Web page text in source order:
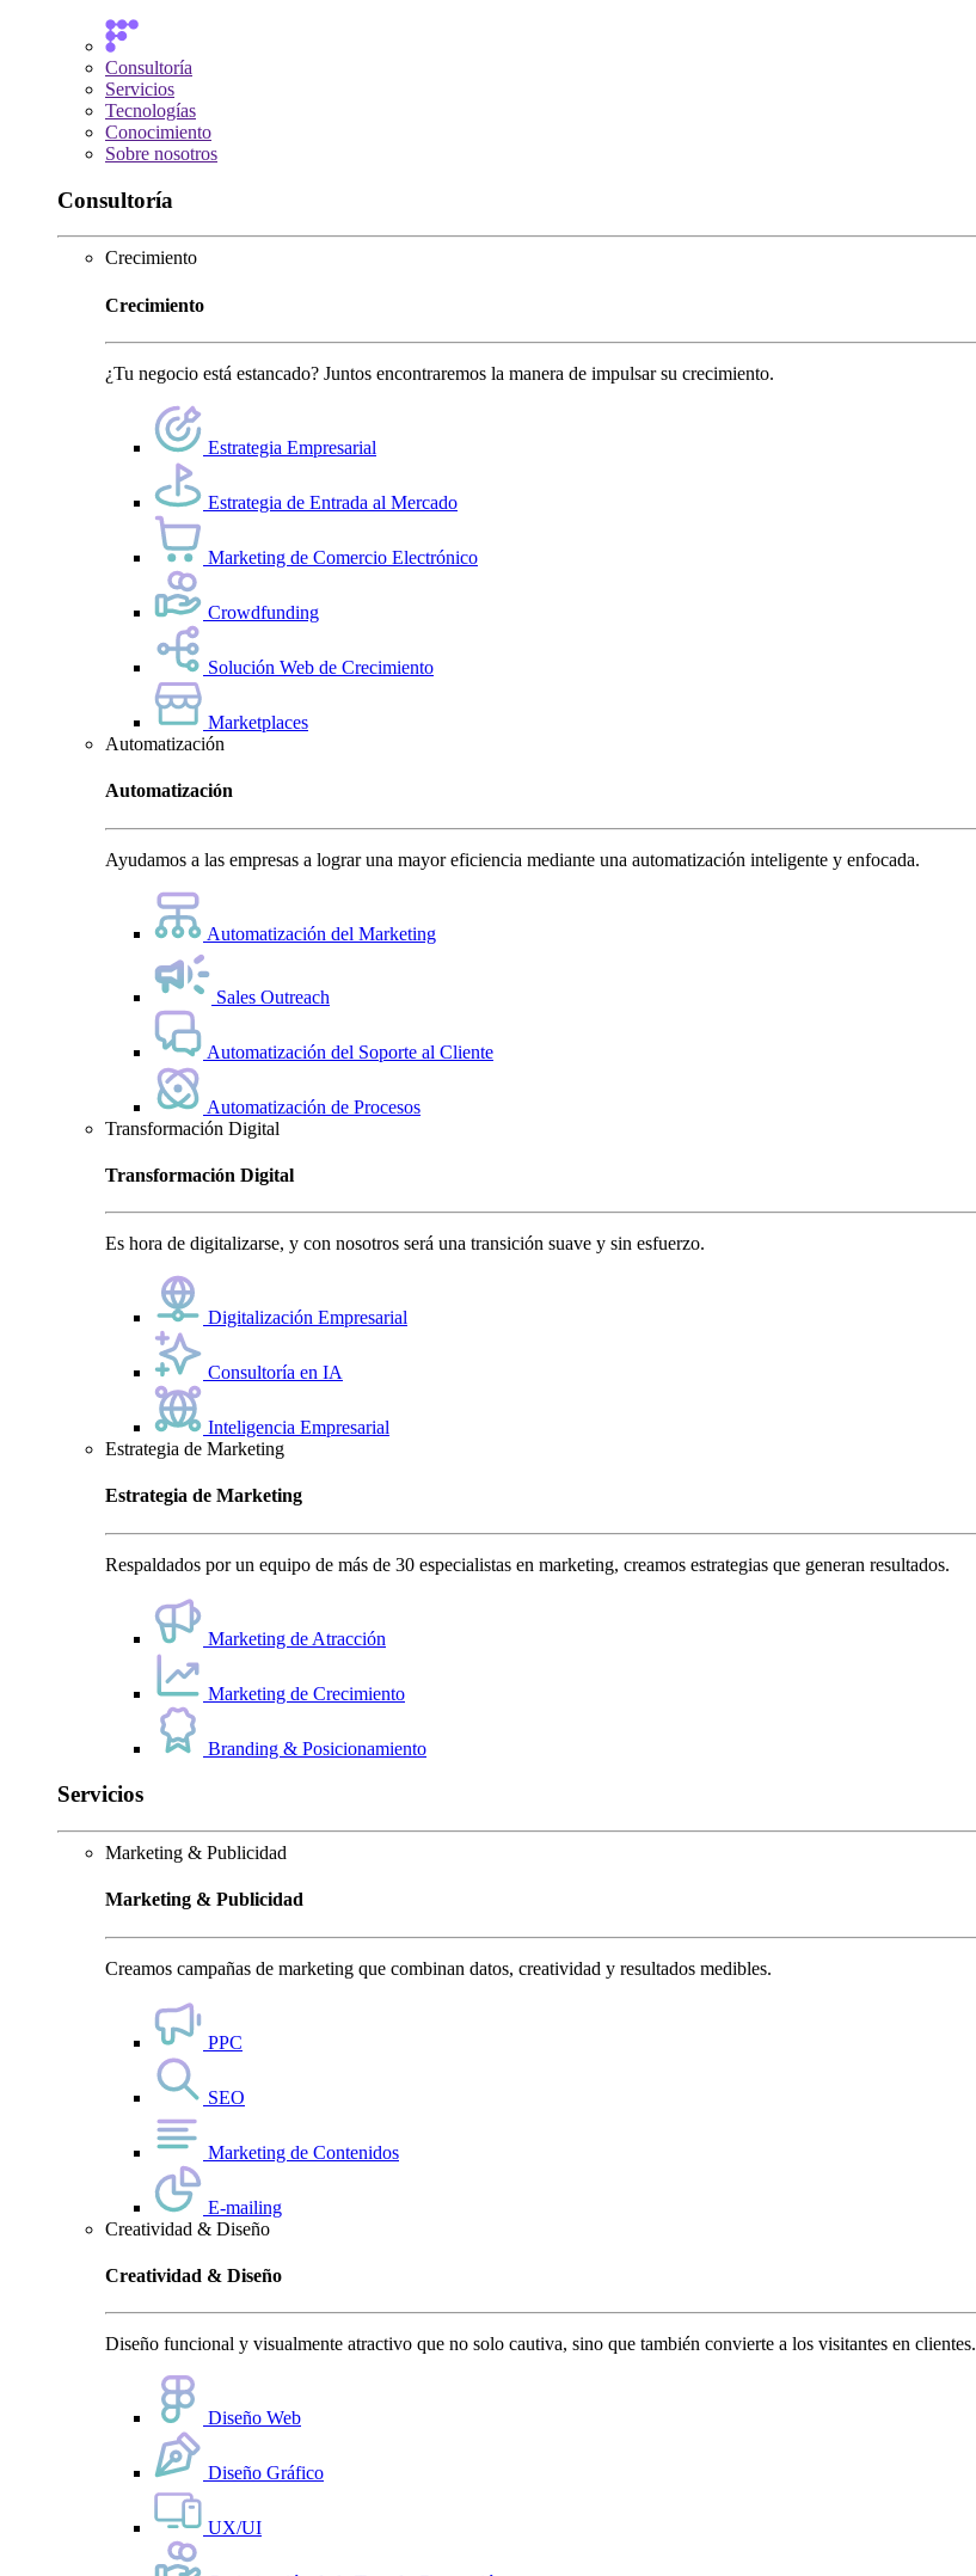
Consultoría
Servicios
Tecnologías
Conocimiento
Sobre nosotros
Consultoría
Crecimiento
Crecimiento
¿Tu negocio está estancado? Juntos encontraremos la manera de impulsar su crecimiento.
Estrategia Empresarial
Estrategia de Entrada al Mercado
Marketing de Comercio Electrónico
Crowdfunding
Solución Web de Crecimiento
Marketplaces
Automatización
Automatización
Ayudamos a las empresas a lograr una mayor eficiencia mediante una automatización inteligente y enfocada.
Automatización del Marketing
Sales Outreach
Automatización del Soporte al Cliente
Automatización de Procesos
Transformación Digital
Transformación Digital
Es hora de digitalizarse, y con nosotros será una transición suave y sin esfuerzo.
Digitalización Empresarial
Consultoría en IA
Inteligencia Empresarial
Estrategia de Marketing
Estrategia de Marketing
Respaldados por un equipo de más de 30 especialistas en marketing, creamos estrategias que generan resultados.
Marketing de Atracción
Marketing de Crecimiento
Branding & Posicionamiento
Servicios
Marketing & Publicidad
Marketing & Publicidad
Creamos campañas de marketing que combinan datos, creatividad y resultados medibles.
PPC
SEO
Marketing de Contenidos
E-mailing
Creatividad & Diseño
Creatividad & Diseño
Diseño funcional y visualmente atractivo que no solo cautiva, sino que también convierte a los visitantes en clientes.
Diseño Web
Diseño Gráfico
UX/UI